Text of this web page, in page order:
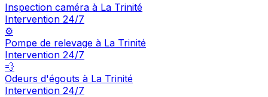
Inspection caméra à La Trinité
Intervention 24/7
⚙️
Pompe de relevage à La Trinité
Intervention 24/7
💨
Odeurs d'égouts à La Trinité
Intervention 24/7